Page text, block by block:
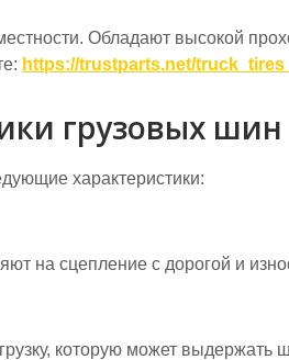
Обладают высокой
https://trustparts.net/
грузовых шин
характеристики:
на сцепление с дорогой и
которую может выдержать